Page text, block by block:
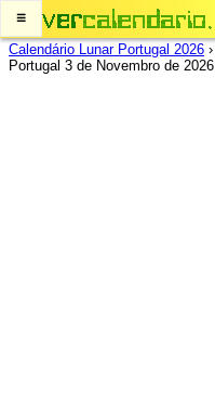
≡
Calendário Lunar Portugal 2026 ›
Portugal 3 de Novembro de 2026